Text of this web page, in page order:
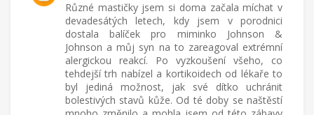
Různé mastičky jsem si doma začala míchat v
devadesátých letech, kdy jsem v porodnici
dostala balíček pro miminko Johnson &
Johnson a můj syn na to zareagoval extrémní
alergickou reakcí. Po vyzkoušení všeho, co
tehdejší trh nabízel a kortikoidech od lékaře to
byl jediná možnost, jak své dítko uchránit
bolestivých stavů kůže. Od té doby se naštěstí